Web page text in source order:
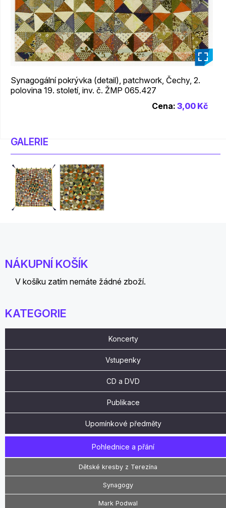
_
Synagogální pokrývka (detail), patchwork, Čechy, 2.
polovina 19. století, inv. č. ŽMP 065.427
Cena: 3,00 Kč
GALERIE
NÁKUPNÍ KOŠÍK
V košíku zatím nemáte žádné zboží.
KATEGORIE
Koncerty
Vstupenky
CD a DVD
Publikace
Upomínkové předměty
Pohlednice a přání
Dětské kresby z Terezína
Synagogy
Mark Podwal